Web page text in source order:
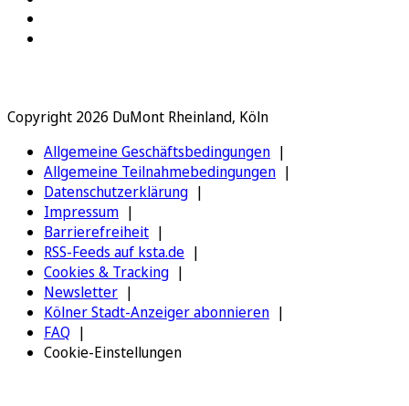
Copyright 2026 DuMont Rheinland, Köln
Allgemeine Geschäftsbedingungen
Allgemeine Teilnahmebedingungen
Datenschutzerklärung
Impressum
Barrierefreiheit
RSS-Feeds auf ksta.de
Cookies & Tracking
Newsletter
Kölner Stadt-Anzeiger abonnieren
FAQ
Cookie-Einstellungen